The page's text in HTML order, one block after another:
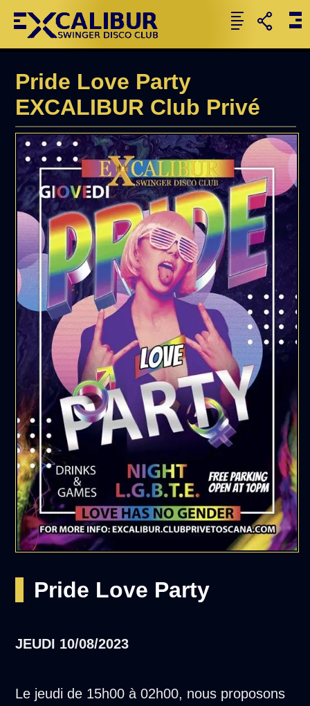
Pride Love Party
EXCALIBUR Club Privé
Pride Love Party
JEUDI 10/08/2023
Le jeudi de 15h00 à 02h00, nous proposons